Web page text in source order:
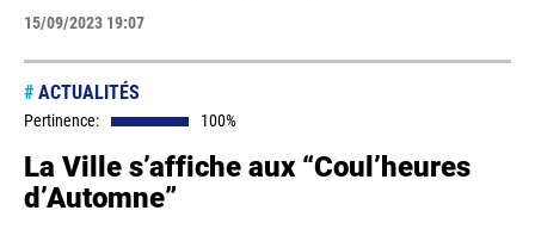
15/09/2023 19:07
# ACTUALITÉS
Pertinence: 100%
La Ville s’affiche aux “Coul’heures
d’Automne”